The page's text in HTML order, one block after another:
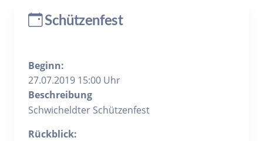
Schützenfest
Beginn:
27.07.2019 15:00 Uhr
Beschreibung
Schwicheldter Schützenfest
Rückblick: